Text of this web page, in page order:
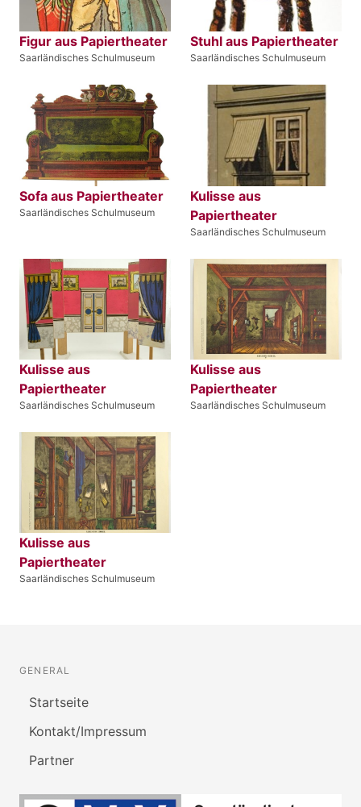
Figur aus Papiertheater
Saarländisches Schulmuseum
Stuhl aus Papiertheater
Saarländisches Schulmuseum
Sofa aus Papiertheater
Saarländisches Schulmuseum
Kulisse aus
Papiertheater
Saarländisches Schulmuseum
Kulisse aus
Papiertheater
Saarländisches Schulmuseum
Kulisse aus
Papiertheater
Saarländisches Schulmuseum
Kulisse aus
Papiertheater
Saarländisches Schulmuseum
GENERAL
Startseite
Kontakt/Impressum
Partner